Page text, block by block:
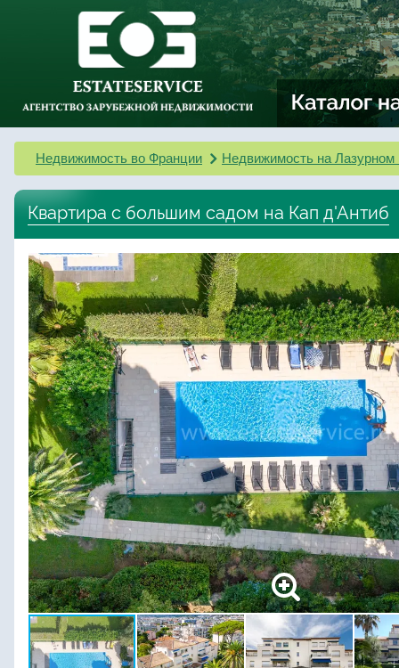
Недвижимость во Франции Недвижимость на Лазурном
Квартира с большим садом на Кап д'Антиб